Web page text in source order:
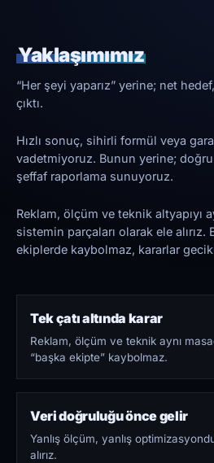
Yaklaşımımız
“Her şeyi yaparız” yerine; net
çıktı.
Hızlı sonuç, sihirli formül veya
vadetmiyoruz. Bunun yerine;
şeffaf raporlama sunuyoruz.
Reklam, ölçüm ve teknik altyapıyı
sistemin parçaları olarak ele
ekiplerde kaybolmaz, kararlar
Tek çatı altında karar
Reklam, ölçüm ve teknik aynı
“başka ekipte” kaybolmaz.
Veri doğruluğu önce gelir
Yanlış ölçüm, yanlış
alırız.